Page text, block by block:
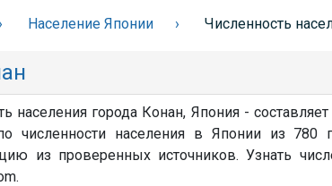
Население Японии Численность
населения города Конан, Япония - составляет
численности населения в Японии из 780
из проверенных источников. Узнать